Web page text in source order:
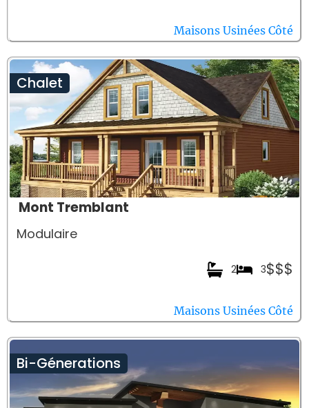
Maisons Usinées Côté
Chalet
Mont Tremblant
Modulaire
$$$
3
2
Maisons Usinées Côté
Bi-Génerations